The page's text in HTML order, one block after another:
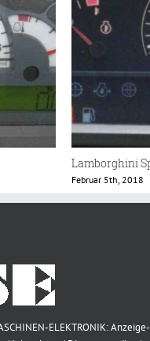
R2 Instrumentenbrett
ELEKTRONIK: Anzeige-